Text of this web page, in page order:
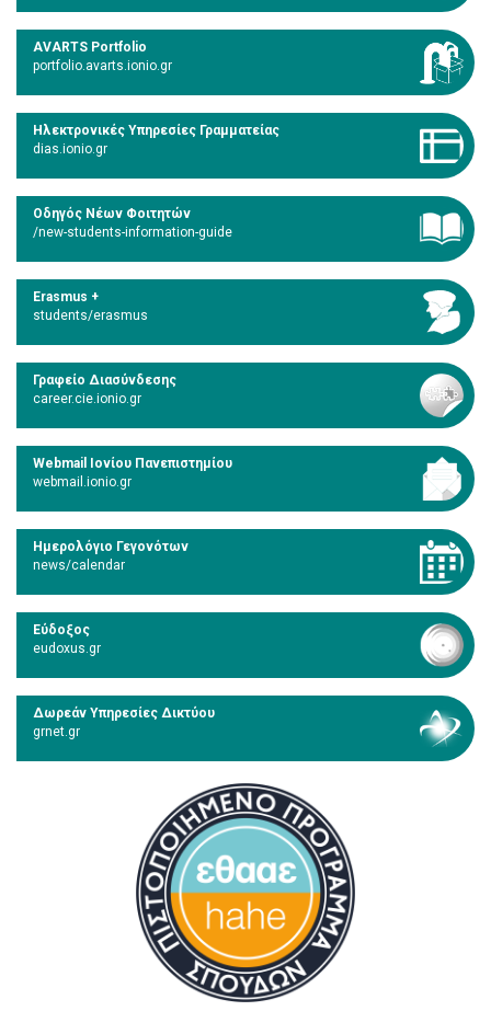
AVARTS Portfolio
portfolio.avarts.ionio.gr
Ηλεκτρονικές Υπηρεσίες Γραμματείας
dias.ionio.gr
Οδηγός Νέων Φοιτητών
/new-students-information-guide
Erasmus +
students/erasmus
Γραφείο Διασύνδεσης
career.cie.ionio.gr
Webmail Ιονίου Πανεπιστημίου
webmail.ionio.gr
Ημερολόγιο Γεγονότων
news/calendar
Εύδοξος
eudoxus.gr
Δωρεάν Υπηρεσίες Δικτύου
grnet.gr